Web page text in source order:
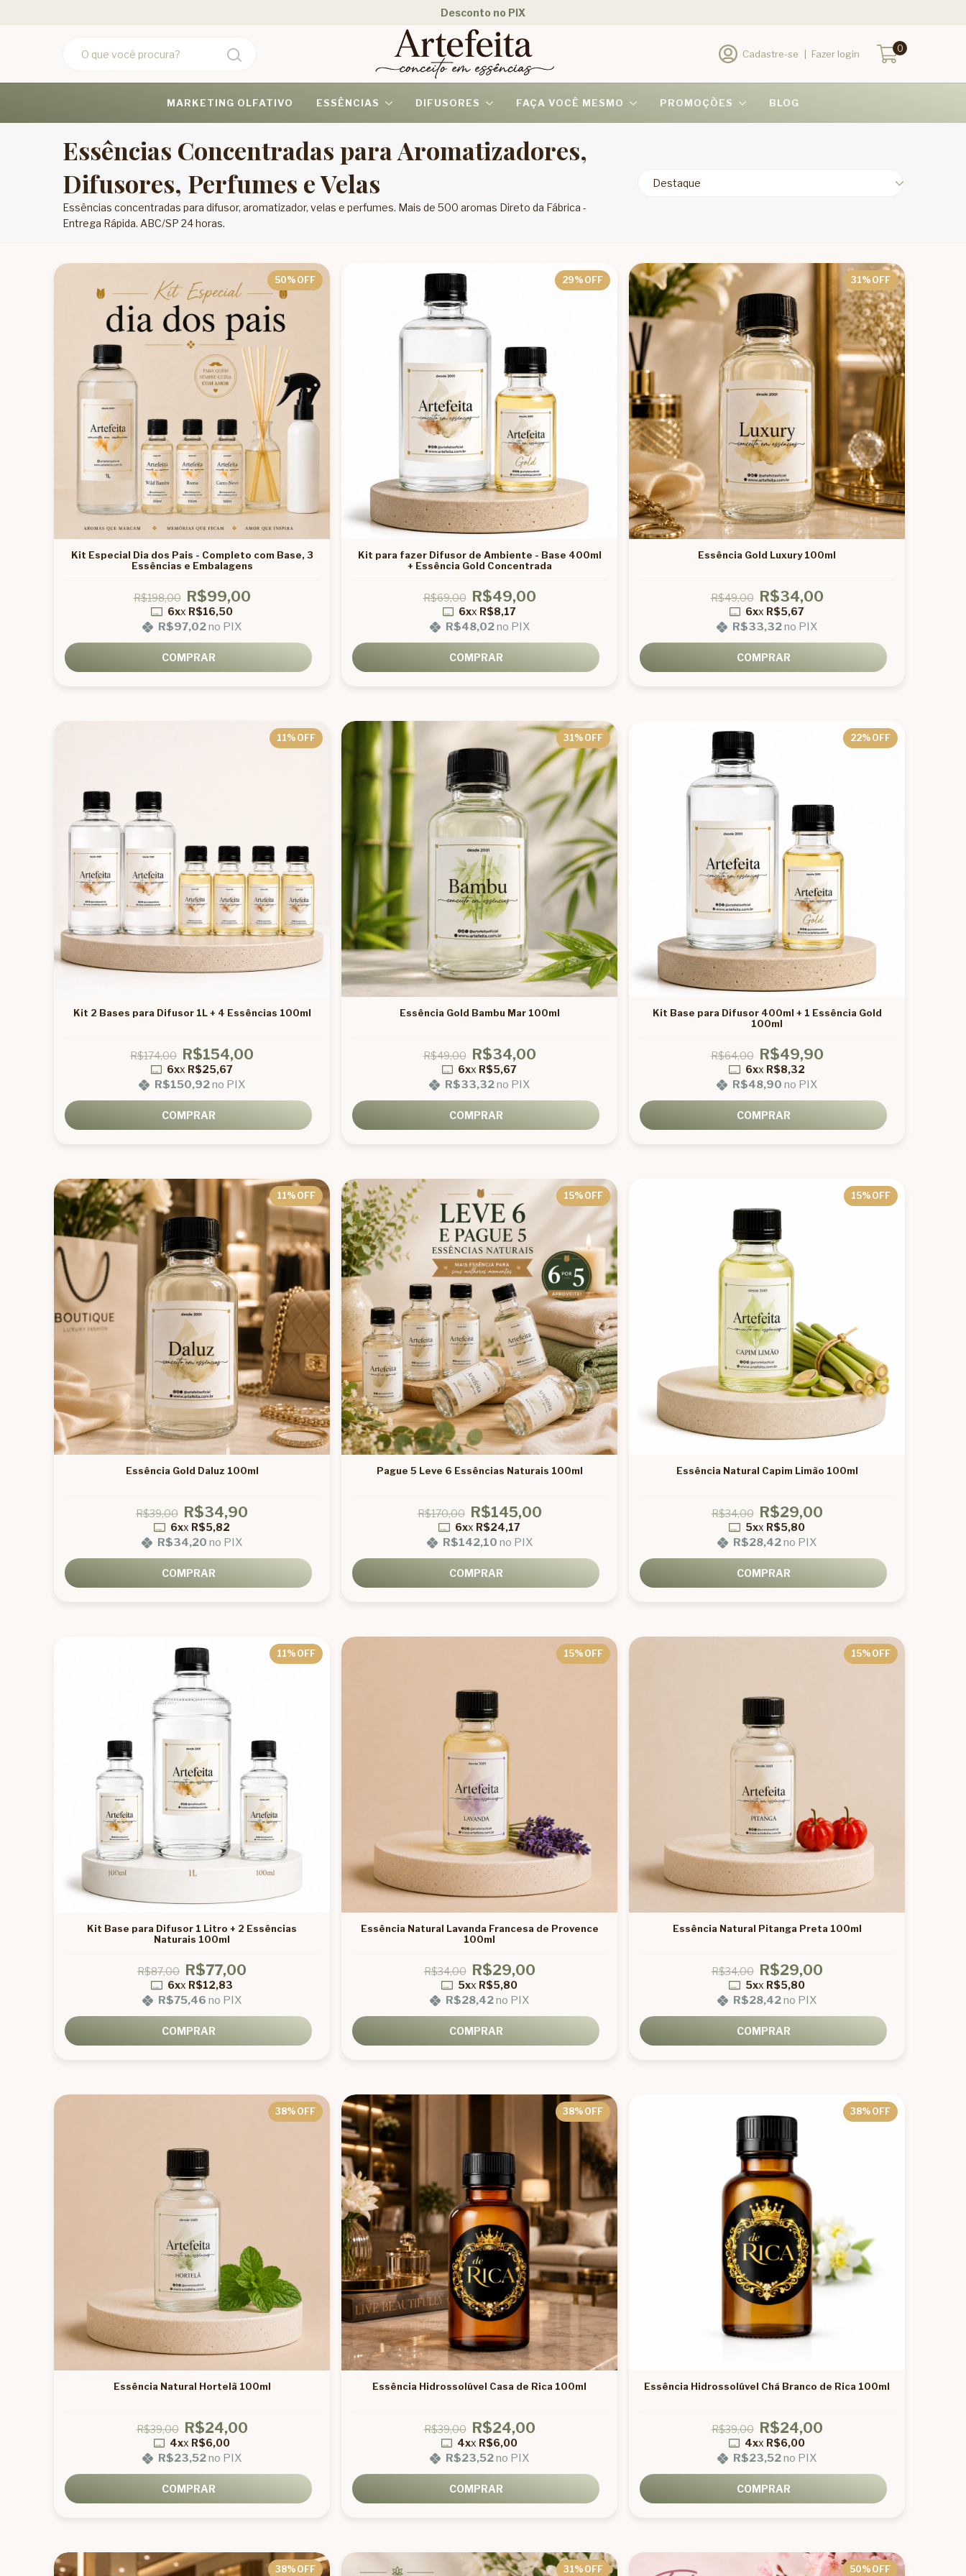
Cadastre-se Fazer login 0
MARKETING OLFATIVO ESSÊNCIAS DIFUSORES FAÇA VOCÊ MESMO PROMOÇÕES BLOG
Essências Concentradas para Aromatizadores,
Difusores, Perfumes e Velas
Essências concentradas para difusor, aromatizador, velas e perfumes. Mais de 500 aromas Direto da Fábrica -
Entrega Rápida. ABC/SP 24 horas.
50% OFF
Kit Especial Dia dos Pais - Completo com Base, 3
Essências e Embalagens
R$198,00 R$99,00
6xx R$16,50
R$97,02no PIX
COMPRAR
29% OFF
Kit para fazer Difusor de Ambiente - Base 400ml
+ Essência Gold Concentrada
R$69,00 R$49,00
6xx R$8,17
R$48,02no PIX
COMPRAR
31% OFF
Essência Gold Luxury 100ml
R$49,00 R$34,00
6xx R$5,67
R$33,32no PIX
COMPRAR
11% OFF
Kit 2 Bases para Difusor 1L + 4 Essências 100ml
R$174,00 R$154,00
6xx R$25,67
R$150,92no PIX
COMPRAR
31% OFF
Essência Gold Bambu Mar 100ml
R$49,00 R$34,00
6xx R$5,67
R$33,32no PIX
COMPRAR
22% OFF
Kit Base para Difusor 400ml + 1 Essência Gold
100ml
R$64,00 R$49,90
6xx R$8,32
R$48,90 no PIX
COMPRAR
11% OFF
Essência Gold Daluz 100ml
R$39,00 R$34,90
6xx R$5,82
R$34,20 no PIX
COMPRAR
15% OFF
Pague 5 Leve 6 Essências Naturais 100ml
R$170,00 R$145,00
6xx R$24,17
R$142,10 no PIX
COMPRAR
15% OFF
Essência Natural Capim Limão 100ml
R$34,00 R$29,00
5xx R$5,80
R$28,42no PIX
COMPRAR
11% OFF
Kit Base para Difusor 1 Litro + 2 Essências
Naturais 100ml
R$87,00 R$77,00
6xx R$12,83
R$75,46 no PIX
COMPRAR
15% OFF
Essência Natural Lavanda Francesa de Provence
100ml
R$34,00 R$29,00
5xx R$5,80
R$28,42no PIX
COMPRAR
15% OFF
Essência Natural Pitanga Preta 100ml
R$34,00 R$29,00
5xx R$5,80
R$28,42no PIX
COMPRAR
38% OFF
Essência Natural Hortelã 100ml
R$39,00 R$24,00
4xx R$6,00
R$23,52no PIX
COMPRAR
38% OFF
Essência Hidrossolúvel Casa de Rica 100ml
R$39,00 R$24,00
4xx R$6,00
R$23,52no PIX
COMPRAR
38% OFF
Essência Hidrossolúvel Chá Branco de Rica 100ml
R$39,00 R$24,00
4xx R$6,00
R$23,52no PIX
COMPRAR
38% OFF 31% OFF 50% OFF